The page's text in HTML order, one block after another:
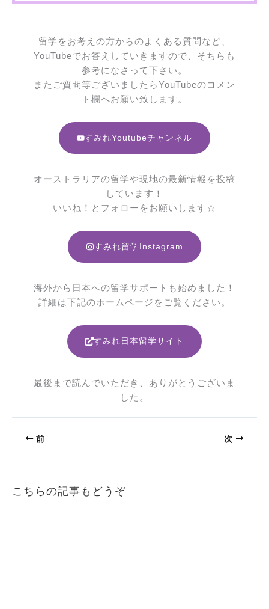
留学をお考えの方からのよくある質問など、
YouTubeでお答えしていきますので、そちらも
参考になさって下さい。
またご質問等ございましたらYouTubeのコメン
ト欄へお願い致します。
すみれYoutubeチャンネル
オーストラリアの留学や現地の最新情報を投稿
しています！
いいね！とフォローをお願いします☆
すみれ留学Instagram
海外から日本への留学サポートも始めました！
詳細は下記のホームページをご覧ください。
すみれ日本留学サイト
最後まで読んでいただき、ありがとうございま
した。
前 次
こちらの記事もどうぞ